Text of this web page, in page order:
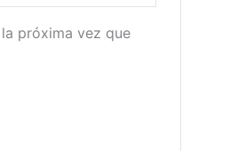
próxima vez que